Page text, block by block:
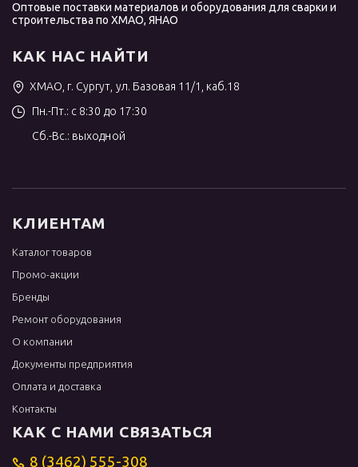
Оптовые поставки материалов и оборудования для сварки и
строительства по ХМАО, ЯНАО
КАК НАС НАЙТИ
ХМАО, г. Сургут, ул. Базовая 11/1, каб.18
Пн.-Пт.: с 8:30 до 17:30
Сб.-Вс.: выходной
КЛИЕНТАМ
Каталог товаров
Промо-акции
Бренды
Ремонт оборудования
О компании
Документы предприятия
Оплата и доставка
Контакты
КАК С НАМИ СВЯЗАТЬСЯ
8 (3462) 555-308